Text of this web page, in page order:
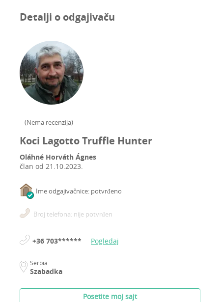
Detalji o odgajivaču
(Nema recenzija)
Koci Lagotto Truffle Hunter
Oláhné Horváth Ágnes
član od 21.10.2023.
Ime odgajivačnice: potvrđeno
Broj telefona: nije potvrđen
+36 703****** Pogledaj
Serbia
Szabadka
Posetite moj sajt